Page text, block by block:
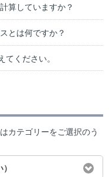
算していますか？
とは何ですか？
てください。
カテゴリーをご選択のう